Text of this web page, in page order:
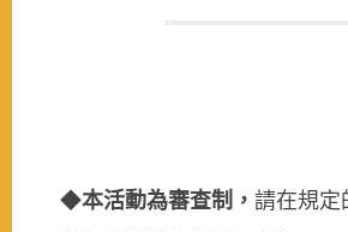
◆本活動為審查制， 請在規定